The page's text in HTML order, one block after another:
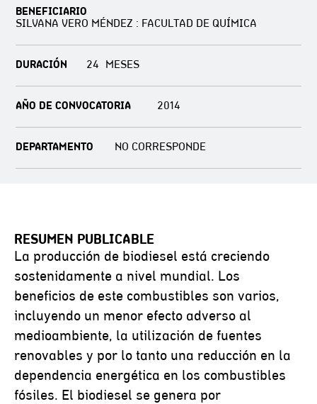
BENEFICIARIO
SILVANA VERO MÉNDEZ : FACULTAD DE QUÍMICA
DURACIÓN 24
AÑO DE CONVOCATORIA 2014
DEPARTAMENTO NO CORRESPONDE
RESUMEN PUBLICABLE
La producción de biodiesel está creciendo
sostenidamente a nivel mundial. Los
beneficios de este combustibles son varios,
incluyendo un menor efecto adverso al
medioambiente, la utilización de fuentes
renovables y por lo tanto una reducción en la
dependencia energética en los combustibles
fósiles. El biodiesel se genera por